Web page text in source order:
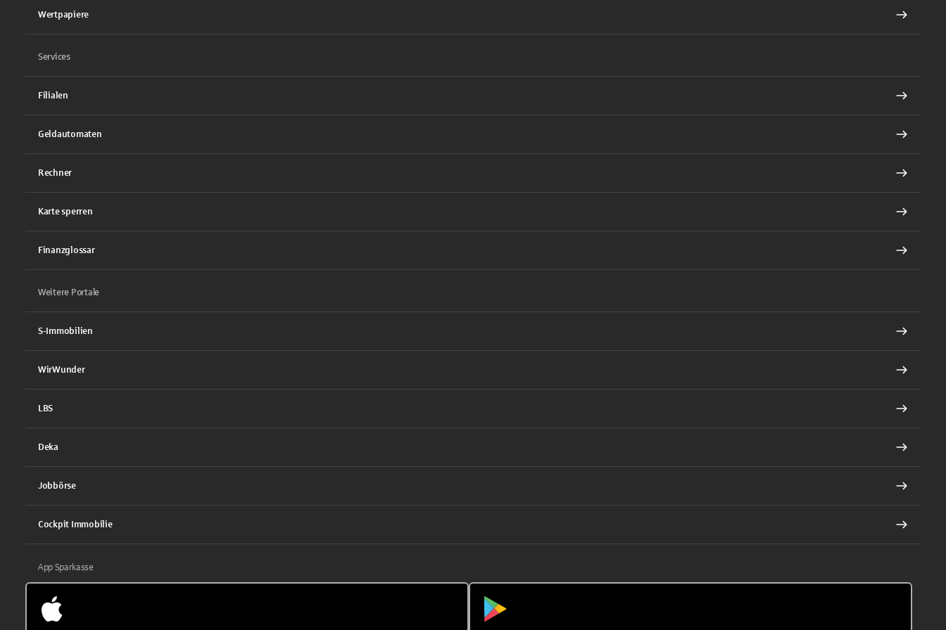
Wertpapiere
Services
Filialen
Geldautomaten
Rechner
Karte sperren
Finanzglossar
Weitere Portale
S-Immobilien
WirWunder
LBS
Deka
Jobbörse
Cockpit Immobilie
App Sparkasse